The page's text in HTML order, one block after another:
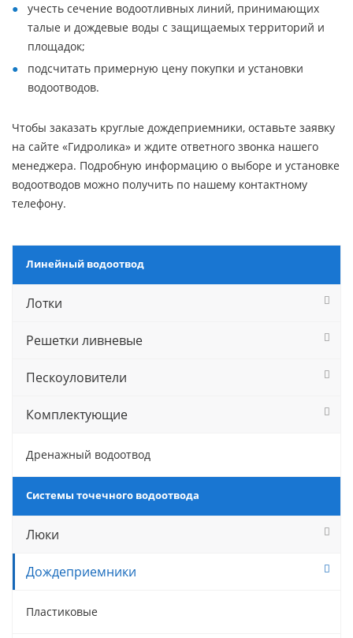
учесть сечение водоотливных линий, принимающих
талые и дождевые воды с защищаемых территорий и
площадок;
подсчитать примерную цену покупки и установки
водоотводов.
Чтобы заказать круглые дождеприемники, оставьте заявку
на сайте «Гидролика» и ждите ответного звонка нашего
менеджера. Подробную информацию о выборе и установке
водоотводов можно получить по нашему контактному
телефону.
Линейный водоотвод
Лотки
Решетки ливневые
Пескоуловители
Комплектующие
Дренажный водоотвод
Системы точечного водоотвода
Люки
Дождеприемники
Пластиковые